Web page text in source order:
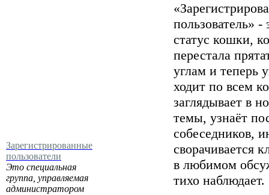
Зарегистрированные
пользователи
Это специальная
группа, управляемая
администратором
пользователь» -
статус кошки,
перестала
углам и теперь
ходит по всем
заглядывает в
темы, узнаёт
собеседников,
сворачивается
в любимом
тихо наблюдает.